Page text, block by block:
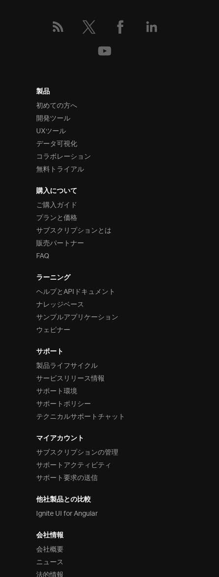
製品
初めての方へ
開発ツール
UXツール
データ可視化
コラボレーション
無料トライアル
購入について
ご購入ガイド
プランと価格
サブスクリプションとは
販売パートナー
FAQ
ラーニング
ヘルプとAPIドキュメント
ナレッジベース
サンプルアプリケーション
ウェビナー
サポート
製品ライフサイクル
サービスリリース情報
サポート環境
サポートポリシー
テクニカルサポートチャット
マイアカウント
サブスクリプションの管理
サポートアクティビティ
サポート要求の送信
他社製品との比較
Ignite UI for Angular
会社情報
会社概要
ニュース